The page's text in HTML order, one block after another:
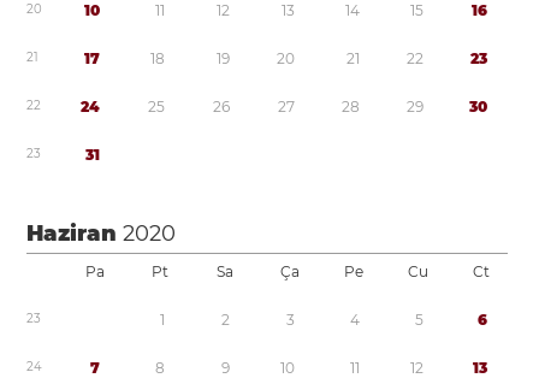
20 10 11 12 13 14 15 16
21 17 18 19 20 21 22 23
22 24 25 26 27 28 29 30
23 31
Haziran2020
Pa Pt Sa Ça Pe Cu Ct
23 1 2 3 4 5 6
24 7 8 9 10 11 12 13